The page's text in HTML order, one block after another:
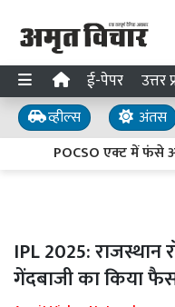
ई-पेपर उत्तर
व्हील्स अंतस
POCSO एक्ट में फंसे
IPL 2025:
गेंदबाजी का किया